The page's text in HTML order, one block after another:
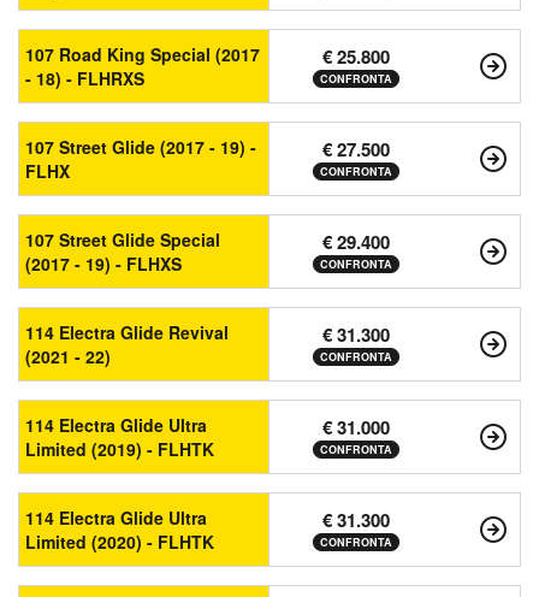
107 Road King Special (2017
- 18) - FLHRXS
€ 25.800
CONFRONTA
107 Street Glide (2017 - 19) -
FLHX
€ 27.500
CONFRONTA
107 Street Glide Special
(2017 - 19) - FLHXS
€ 29.400
CONFRONTA
114 Electra Glide Revival
(2021 - 22)
€ 31.300
CONFRONTA
114 Electra Glide Ultra
Limited (2019) - FLHTK
€ 31.000
CONFRONTA
114 Electra Glide Ultra
Limited (2020) - FLHTK
€ 31.300
CONFRONTA